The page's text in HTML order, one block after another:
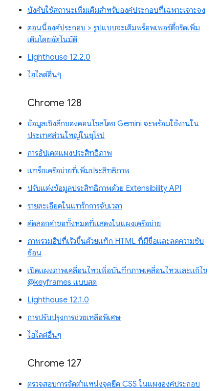
บังคับใช้สถานะเพิ่มเติมสำหรับองค์ประกอบที่เฉพาะเจาะจง
ตอนนี้องค์ประกอบ > รูปแบบจะเติมพร็อพเพอร์ตี้กริดเพิ่ม
เติมโดยอัตโนมัติ
Lighthouse 12.2.0
ไฮไลต์อื่นๆ
Chrome 128
ข้อมูลเชิงลึกของคอนโซลโดย Gemini จะพร้อมใช้งานใน
ประเทศส่วนใหญ่ในยุโรป
การอัปเดตแผงประสิทธิภาพ
แทร็กเครือข่ายที่เพิ่มประสิทธิภาพ
ปรับแต่งข้อมูลประสิทธิภาพด้วย Extensibility API
รายละเอียดในแทร็กการจับเวลา
คัดลอกคำขอทั้งหมดที่แสดงในแผงเครือข่าย
ภาพรวมฮีปที่เร็วขึ้นด้วยแท็ก HTML ที่มีชื่อและลดความซับ
ซ้อน
เปิดแผงภาพเคลื่อนไหวเพื่อบันทึกภาพเคลื่อนไหวและแก้ไข
@keyframes แบบสด
Lighthouse 12.1.0
การปรับปรุงการช่วยเหลือพิเศษ
ไฮไลต์อื่นๆ
Chrome 127
ตรวจสอบการจัดตำแหน่งจุดยึด CSS ในแผงองค์ประกอบ